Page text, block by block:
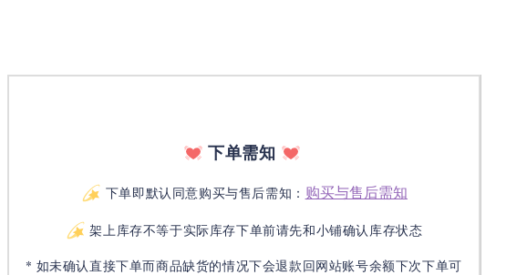
下单需知
下单即默认同意购买与售后需知： 购买与售后需知
架上库存不等于实际库存下单前请先和小铺确认库存状态
* 如未确认直接下单而商品缺货的情况下会退款回网站账号余额下次下单可